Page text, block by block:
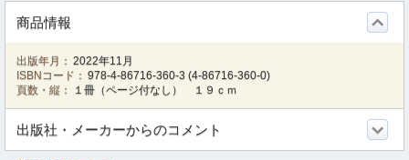
商品情報
出版年月： 2022年11月
ISBNコード： 978-4-86716-360-3 (4-86716-360-0)
頁数・縦：
１冊（ページ付なし） １９ｃｍ
出版社・メーカーからのコメント